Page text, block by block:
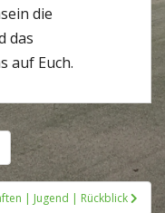
die
das
auf Euch.
| Jugend | Rückblick